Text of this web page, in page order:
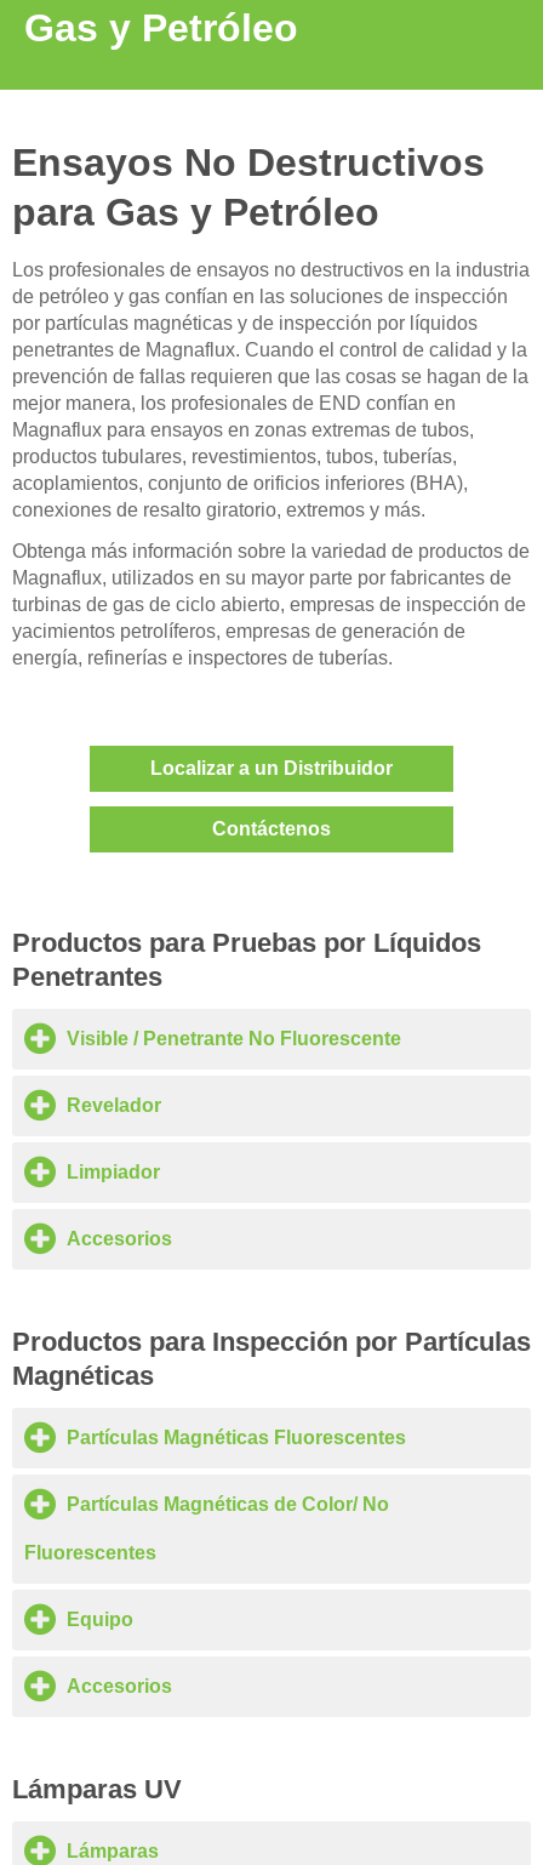
Gas y Petróleo
Ensayos No Destructivos
para Gas y Petróleo
Los profesionales de ensayos no destructivos en la industria
de petróleo y gas confían en las soluciones de inspección
por partículas magnéticas y de inspección por líquidos
penetrantes de Magnaflux. Cuando el control de calidad y la
prevención de fallas requieren que las cosas se hagan de la
mejor manera, los profesionales de END confían en
Magnaflux para ensayos en zonas extremas de tubos,
productos tubulares, revestimientos, tubos, tuberías,
acoplamientos, conjunto de orificios inferiores (BHA),
conexiones de resalto giratorio, extremos y más.
Obtenga más información sobre la variedad de productos de
Magnaflux, utilizados en su mayor parte por fabricantes de
turbinas de gas de ciclo abierto, empresas de inspección de
yacimientos petrolíferos, empresas de generación de
energía, refinerías e inspectores de tuberías.
Localizar a un Distribuidor
Contáctenos
Productos para Pruebas por Líquidos
Penetrantes
Visible / Penetrante No Fluorescente
Revelador
Limpiador
Accesorios
Productos para Inspección por Partículas
Magnéticas
Partículas Magnéticas Fluorescentes
Partículas Magnéticas de Color/ No
Fluorescentes
Equipo
Accesorios
Lámparas UV
Lámparas